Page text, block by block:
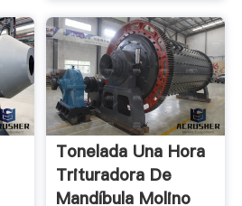
Tonelada Una Hora
Trituradora De
Mandíbula Molino